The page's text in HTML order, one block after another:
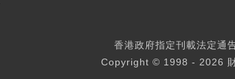
香港政府指定刊載法定通
Copyright © 1998 - 2026 財